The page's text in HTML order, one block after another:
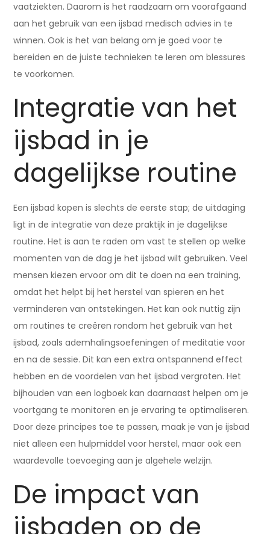
vaatziekten. Daarom is het raadzaam om voorafgaand
aan het gebruik van een ijsbad medisch advies in te
winnen. Ook is het van belang om je goed voor te
bereiden en de juiste technieken te leren om blessures
te voorkomen.
Integratie van het
ijsbad in je
dagelijkse routine
Een ijsbad kopen is slechts de eerste stap; de uitdaging
ligt in de integratie van deze praktijk in je dagelijkse
routine. Het is aan te raden om vast te stellen op welke
momenten van de dag je het ijsbad wilt gebruiken. Veel
mensen kiezen ervoor om dit te doen na een training,
omdat het helpt bij het herstel van spieren en het
verminderen van ontstekingen. Het kan ook nuttig zijn
om routines te creëren rondom het gebruik van het
ijsbad, zoals ademhalingsoefeningen of meditatie voor
en na de sessie. Dit kan een extra ontspannend effect
hebben en de voordelen van het ijsbad vergroten. Het
bijhouden van een logboek kan daarnaast helpen om je
voortgang te monitoren en je ervaring te optimaliseren.
Door deze principes toe te passen, maak je van je ijsbad
niet alleen een hulpmiddel voor herstel, maar ook een
waardevolle toevoeging aan je algehele welzijn.
De impact van